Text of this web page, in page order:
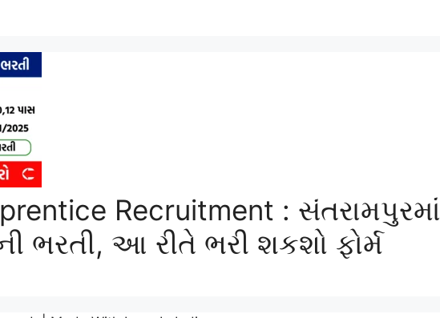
Recruitment : સંતરામપુરમાં
ભરતી, આ રીતે ભરી શકશો ફોર્મ